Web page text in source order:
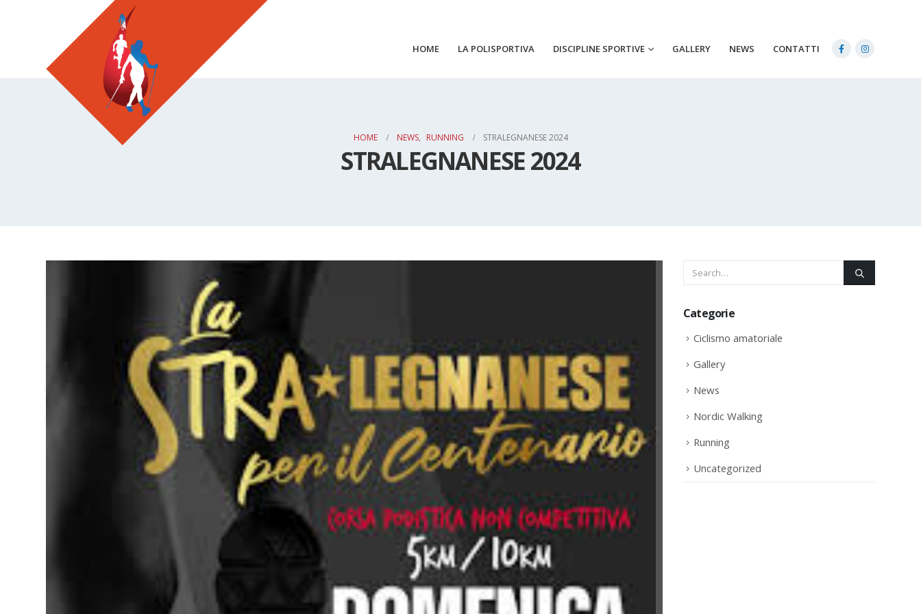
HOME LA POLISPORTIVA DISCIPLINE SPORTIVE GALLERY NEWS CONTATTI
HOME NEWS, RUNNING STRALEGNANESE 2024
STRALEGNANESE 2024
Categorie
Ciclismo amatoriale
Gallery
News
Nordic Walking
Running
Uncategorized